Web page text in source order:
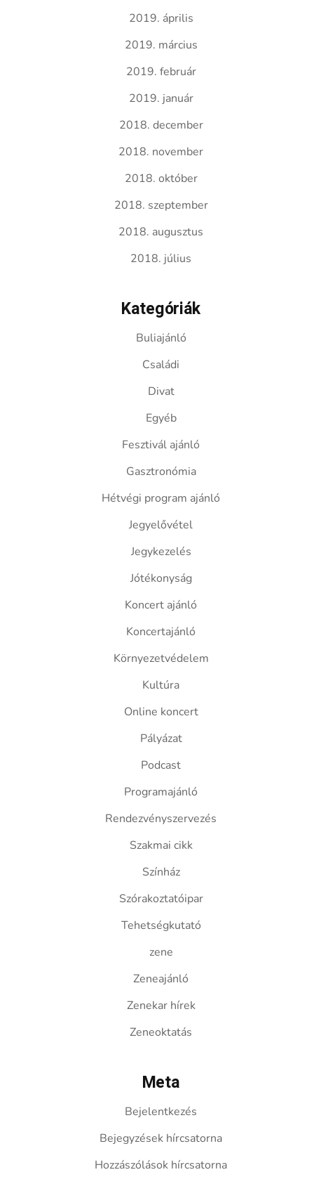
2019. április
2019. március
2019. február
2019. január
2018. december
2018. november
2018. október
2018. szeptember
2018. augusztus
2018. július
Kategóriák
Buliajánló
Családi
Divat
Egyéb
Fesztivál ajánló
Gasztronómia
Hétvégi program ajánló
Jegyelővétel
Jegykezelés
Jótékonyság
Koncert ajánló
Koncertajánló
Környezetvédelem
Kultúra
Online koncert
Pályázat
Podcast
Programajánló
Rendezvényszervezés
Szakmai cikk
Színház
Szórakoztatóipar
Tehetségkutató
zene
Zeneajánló
Zenekar hírek
Zeneoktatás
Meta
Bejelentkezés
Bejegyzések hírcsatorna
Hozzászólások hírcsatorna